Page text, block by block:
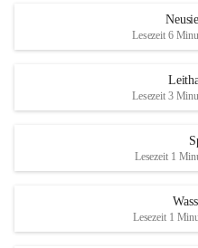
S
und den daraus folgenden
Maßnahmen zur Bekämpfung
Rebe und der
Anhang VBl. EU Nr. 18
1 Seite•1,4 MB
Lesezeit 6
Lesezeit 3
Lesezeit 1
Lesezeit 1